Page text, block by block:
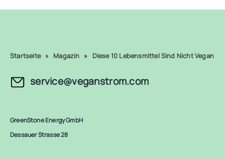
Startseite » Magazin » Diese 10 Lebensmittel Sind Nicht Vegan
service@veganstrom.com
GreenStone Energy GmbH
Dessauer Strasse 28